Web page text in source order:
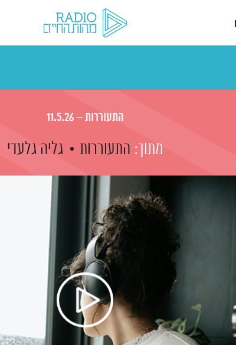
התעוררות – 11.5.26
מתוך: התעוררות גליה גלעדי